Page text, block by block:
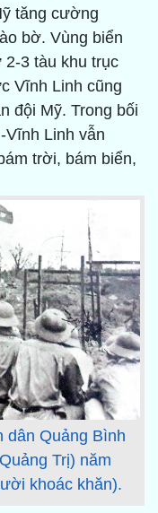
tăng cường
bờ. Vùng biển
3 tàu khu trục
Vĩnh Linh cũng
đội Mỹ. Trong bối
Linh vẫn
trời, bám biển,
dân Quảng Bình
Trị) năm
khoác khăn).